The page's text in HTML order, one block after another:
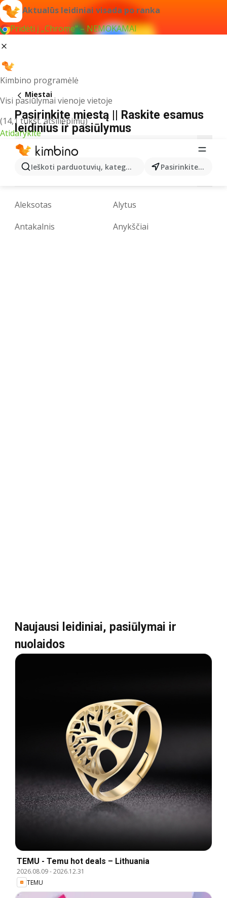
Aktualūs leidiniai visada po ranka
Pridėti į „Chrome“ – NEMOKAMAI
Kimbino programėlė
Visi pasiūlymai vienoje vietoje
(14,1 tūkst. atsiliepimų)
Atidarykite
Ieškoti parduotuvių, kategorijų, produktų... Pasirinkite miestą
Miestai
Pasirinkite miestą || Raskite esamus
leidinius ir pasiūlymus
A B D
L
M
N P R S T V Z
Aleksotas
Alytus
Antakalnis
Anykščiai
Naujausi leidiniai, pasiūlymai ir
nuolaidos
TEMU - Temu hot deals – Lithuania
2026.08.09-2026.12.31
TEMU